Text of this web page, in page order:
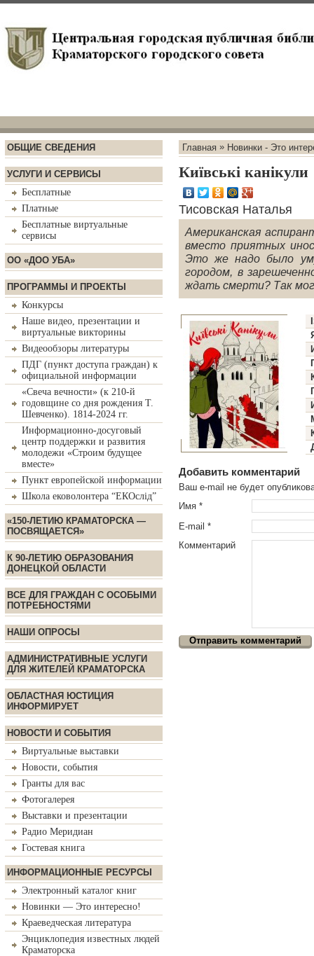
ОБЩИЕ СВЕДЕНИЯ
УСЛУГИ И СЕРВИСЫ
Бесплатные
Платные
Бесплатные виртуальные
сервисы
ОО «ДОО УБА»
ПРОГРАММЫ И ПРОЕКТЫ
Конкурсы
Наше видео, презентации и
виртуальные викторины
Видеообзоры литературы
ПДГ (пункт доступа граждан) к
официальной информации
«Свеча вечности» (к 210-й
годовщине со дня рождения Т.
Шевченко). 1814-2024 гг.
Информационно-досуговый
центр поддержки и развития
молодежи «Строим будущее
вместе»
Пункт европейской информации
Школа ековолонтера “ЕКОслід”
«150-ЛЕТИЮ КРАМАТОРСКА —
ПОСВЯЩАЕТСЯ»
К 90-ЛЕТИЮ ОБРАЗОВАНИЯ
ДОНЕЦКОЙ ОБЛАСТИ
ВСЕ ДЛЯ ГРАЖДАН С ОСОБЫМИ
ПОТРЕБНОСТЯМИ
НАШИ ОПРОСЫ
АДМИНИСТРАТИВНЫЕ УСЛУГИ
ДЛЯ ЖИТЕЛЕЙ КРАМАТОРСКА
ОБЛАСТНАЯ ЮСТИЦИЯ
ИНФОРМИРУЕТ
НОВОСТИ И СОБЫТИЯ
Виртуальные выставки
Новости, события
Гранты для вас
Фотогалерея
Выставки и презентации
Радио Меридиан
Гостевая книга
ИНФОРМАЦИОННЫЕ РЕСУРСЫ
Электронный каталог книг
Новинки — Это интересно!
Краеведческая литература
Энциклопедия известных людей
Краматорска
Главная » Новинки - Это
Київські канікули
Тисовская Наталья
Американская
вместо приятных
Это же надо было
городом, в
ждать смерти? Так
Добавить комментарий
Ваш e-mail не будет
Имя *
E-mail *
Комментарий